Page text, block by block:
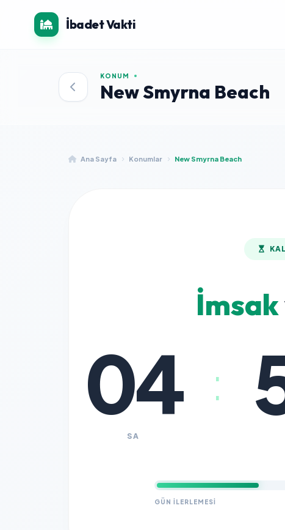
İbadet Vakti
KONUM
New Smyrna Beach
Ana Sayfa Konumlar New Smyrna Beach
İmsak
04
SA
:
GÜN İLERLEMESI